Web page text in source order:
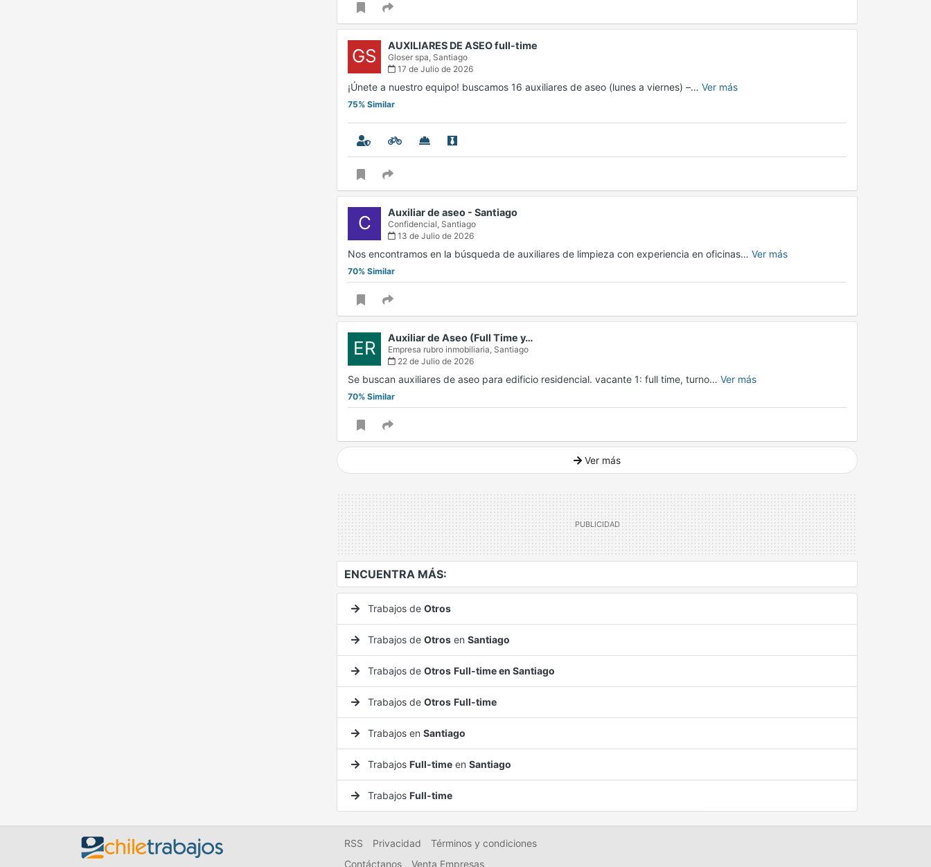
GS AUXILIARES DE ASEO full-time
Gloser spa, Santiago
17 de Julio de 2026
¡Únete a nuestro equipo! buscamos 16 auxiliares de aseo (lunes a viernes) –… Ver más
75% Similar
C Auxiliar de aseo - Santiago
Confidencial, Santiago
13 de Julio de 2026
Nos encontramos en la búsqueda de auxiliares de limpieza con experiencia en oficinas… Ver más
70% Similar
ER Auxiliar de Aseo (Full Time y…
Empresa rubro inmobiliaria, Santiago
22 de Julio de 2026
Se buscan auxiliares de aseo para edificio residencial. vacante 1: full time, turno… Ver más
70% Similar
Ver más
ENCUENTRA MÁS:
Trabajos de Otros
Trabajos de Otros en Santiago
Trabajos de Otros Full-time en Santiago
Trabajos de Otros Full-time
Trabajos en Santiago
Trabajos Full-time en Santiago
Trabajos Full-time
RSS Privacidad
Términos y condiciones
Contáctanos
Venta Empresas